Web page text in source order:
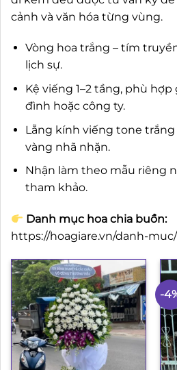
cảnh và văn hóa từng vùng.
Vòng hoa trắng – tím
lịch sự.
Kệ viếng 1–2 tầng, phù
đình hoặc công ty.
Lẵng kính viếng tone trắng
vàng nhã nhặn.
Nhận làm theo mẫu riêng
tham khảo.
Danh mục hoa chia buồn:
https://hoagiare.vn/danh-
-